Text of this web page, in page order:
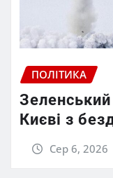
ПОЛІТИКА
Києві з
Сер 6, 2026